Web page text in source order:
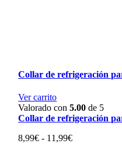
Collar de refrigeración
Ver carrito
Valorado con5.00 de 5
Collar de refrigeración
8,99€ - 11,99€Rango